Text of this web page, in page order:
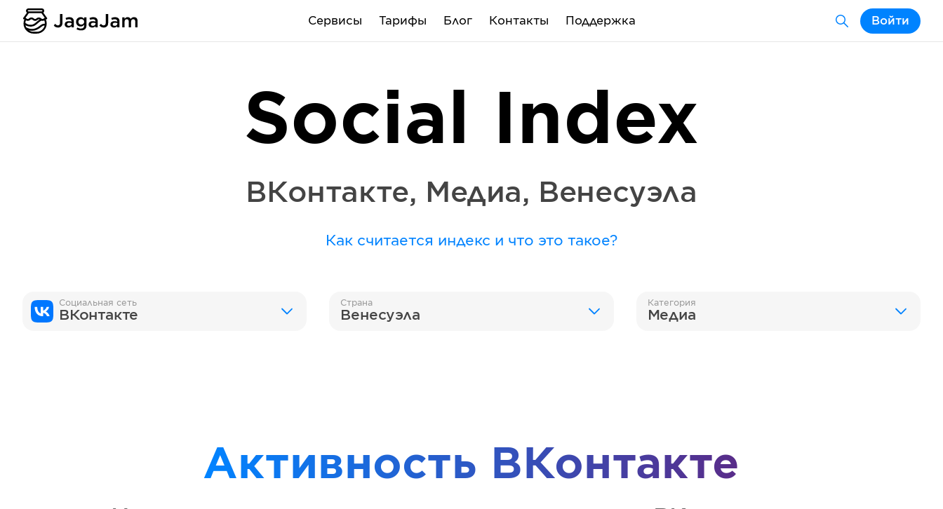
Сервисы Тарифы Блог Контакты Поддержка Войти
Social Index
ВКонтакте, Медиа, Венесуэла
Как считается индекс и что это такое?
Социальная сеть
ВКонтакте
Страна
Венесуэла
Категория
Медиа
Активность ВКонтакте